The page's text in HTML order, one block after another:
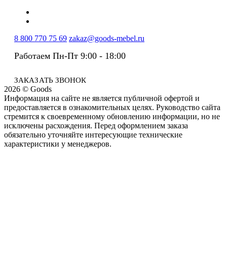
8 800 770 75 69 zakaz@goods-mebel.ru
Работаем Пн-Пт 9:00 - 18:00
ЗАКАЗАТЬ ЗВОНОК
2026 © Goods
Информация на сайте не является публичной офертой и
предоставляется в ознакомительных целях. Руководство сайта
стремится к своевременному обновлению информации, но не
исключены расхождения. Перед оформлением заказа
обязательно уточняйте интересующие технические
характеристики у менеджеров.